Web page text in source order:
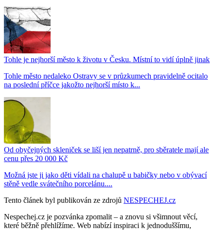
Tohle je nejhorší město k životu v Česku. Místní to vidí úplně jinak
Tohle město nedaleko Ostravy se v průzkumech pravidelně ocitalo
na poslední příčce jakožto nejhorší místo k...
Od obyčejných skleniček se liší jen nepatrně, pro sběratele mají ale
cenu přes 20 000 Kč
Možná jste ji jako děti vídali na chalupě u babičky nebo v obývací
stěně vedle svátečního porcelánu....
Tento článek byl publikován ze zdrojů NESPECHEJ.cz
Nespechej.cz je pozvánka zpomalit – a znovu si všimnout věcí,
které běžně přehlížíme. Web nabízí inspiraci k jednoduššímu,